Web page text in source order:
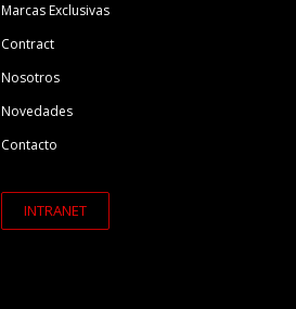
Marcas Exclusivas
Contract
Nosotros
Novedades
Contacto
INTRANET